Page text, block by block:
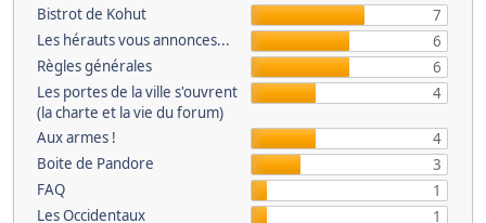
Bistrot de Kohut
7
Les hérauts vous annonces...
6
Règles générales
6
Les portes de la ville s'ouvrent
(la charte et la vie du forum)
4
Aux armes !
4
Boite de Pandore
3
FAQ
1
Les Occidentaux
1